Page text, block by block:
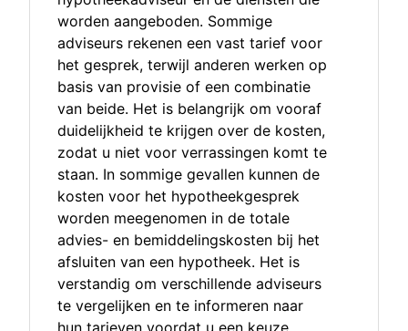
worden aangeboden. Sommige
adviseurs rekenen een vast tarief voor
het gesprek, terwijl anderen werken op
basis van provisie of een combinatie
van beide. Het is belangrijk om vooraf
duidelijkheid te krijgen over de kosten,
zodat u niet voor verrassingen komt te
staan. In sommige gevallen kunnen de
kosten voor het hypotheekgesprek
worden meegenomen in de totale
advies- en bemiddelingskosten bij het
afsluiten van een hypotheek. Het is
verstandig om verschillende adviseurs
te vergelijken en te informeren naar